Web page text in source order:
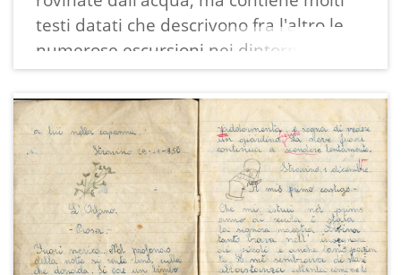
testi datati che descrivono fra l'altro le
numerose escursioni nei dintorni di
Stravino fatte dall'autrice coi suoi
compagni ed il maestro .
Questi i contenuti delle pagine
scansionate:
4.10.56 - La mia casa
9.10.56 - Un'escursione in loc.
"Uccelliera"
12.10.56 - Esplorazioni e ricerche alla